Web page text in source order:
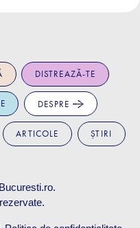
DISTREAZĂ-TE
DESPRE
ARTICOLE ȘTIRI
Bucuresti.ro.